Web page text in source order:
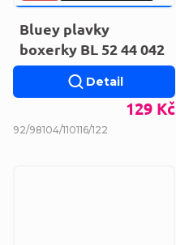
Bluey plavky
boxerky BL 52 44 042
129 Kč
Detail
92/98104/110116/122